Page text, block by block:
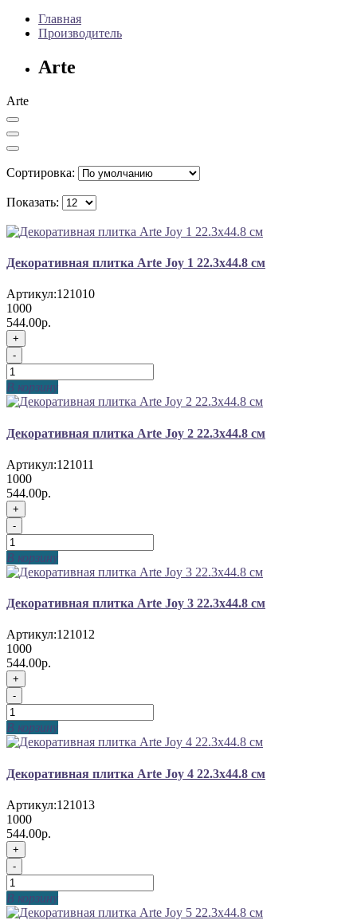
Главная
Производитель
Arte
Arte
Сортировка:
Показать:
Декоративная плитка Arte Joy 1 22.3x44.8 см
Артикул:121010
1000
544.00р.
+
-
В корзину
Декоративная плитка Arte Joy 2 22.3x44.8 см
Артикул:121011
1000
544.00р.
+
-
В корзину
Декоративная плитка Arte Joy 3 22.3x44.8 см
Артикул:121012
1000
544.00р.
+
-
В корзину
Декоративная плитка Arte Joy 4 22.3x44.8 см
Артикул:121013
1000
544.00р.
+
-
В корзину